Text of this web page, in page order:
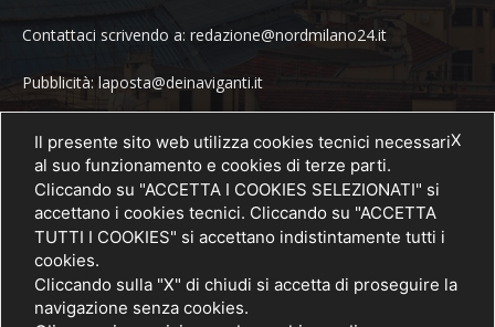
Contattaci scrivendo a: redazione@nordmilano24.it
Pubblicità: laposta@deinaviganti.it
SEGUICI
X
Il presente sito web utilizza cookies tecnici necessari
al suo funzionamento e cookies di terze parti.
Cliccando su "ACCETTA I COOKIES SELEZIONATI" si
accettano i cookies tecnici. Cliccando su "ACCETTA
TUTTI I COOKIES" si accettano indistintamente tutti i
cookies.
Cliccando sulla "X" di chiudi si accetta di proseguire la
navigazione senza cookies.